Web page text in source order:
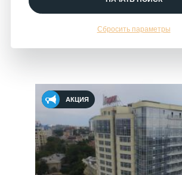
Сбросить параметры
АКЦИЯ